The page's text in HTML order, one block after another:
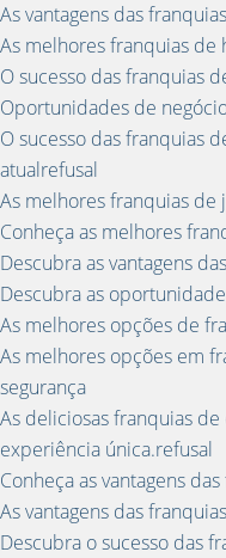
As vantagens das
As melhores franquias
O sucesso das franquias
Oportunidades de
O sucesso das franquias
atualrefusal
As melhores franquias de
Conheça as melhores
Descubra as vantagens
Descubra as
As melhores opções de
As melhores opções em
segurança
As deliciosas franquias
experiência única.refusal
Conheça as vantagens
As vantagens das
Descubra o sucesso das